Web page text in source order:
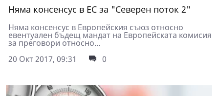
Няма консенсус в ЕС за "Северен поток 2"
Няма консенсус в Европейския съюз относно
евентуален бъдещ мандат на Европейската комисия
за преговори относно...
20 Окт 2017, 09:31
0